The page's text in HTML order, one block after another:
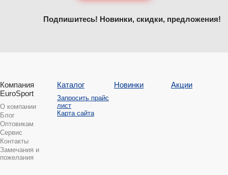
Подпишитесь! Новинки, скидки, предложения!
Компания
EuroSport
О компании
Блог
Оптовикам
Сервис
Контакты
Замечания и
пожелания
Каталог
Запросить прайс
лист
Карта сайта
Новинки Акции